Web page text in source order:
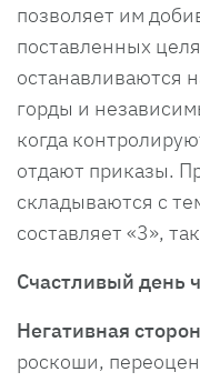
позволяет им
поставленных
останавливаются
горды и
когда
отдают приказы.
складываются с
составляет «3»,
Счастливый день
Негативная
роскоши,